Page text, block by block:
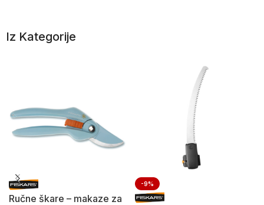
Iz Kategorije
Ručne škare – makaze za
-9%